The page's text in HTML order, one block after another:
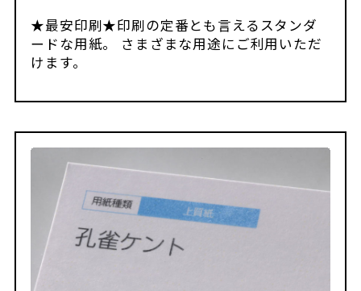
★最安印刷★印刷の定番とも言えるスタンダ
ードな用紙。 さまざまな用途にご利用いただ
けます。